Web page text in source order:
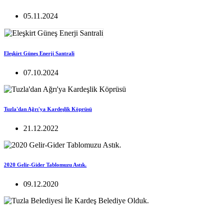
05.11.2024
Eleşkirt Güneş Enerji Santrali
07.10.2024
Tuzla'dan Ağrı'ya Kardeşlik Köprüsü
21.12.2022
2020 Gelir-Gider Tablomuzu Astık.
09.12.2020